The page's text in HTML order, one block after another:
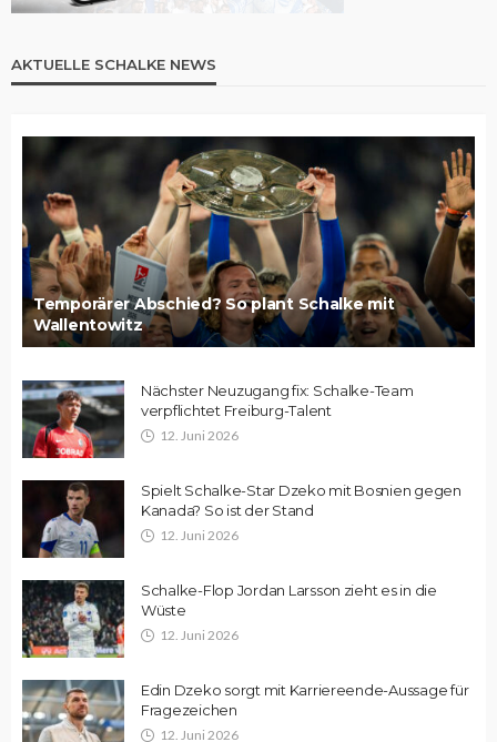
AKTUELLE SCHALKE NEWS
Temporärer Abschied? So plant Schalke mit
Wallentowitz
Nächster Neuzugang fix: Schalke-Team
verpflichtet Freiburg-Talent
12. Juni 2026
Spielt Schalke-Star Dzeko mit Bosnien gegen
Kanada? So ist der Stand
12. Juni 2026
Schalke-Flop Jordan Larsson zieht es in die
Wüste
12. Juni 2026
Edin Dzeko sorgt mit Karriereende-Aussage für
Fragezeichen
12. Juni 2026